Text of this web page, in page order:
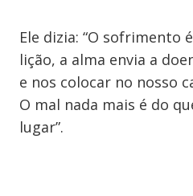
Ele dizia: “O sofrimento
lição, a alma envia a
e nos colocar no nosso
O mal nada mais é do
lugar”.